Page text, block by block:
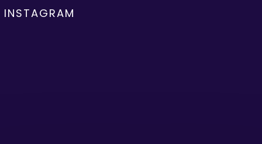
INSTAGRAM